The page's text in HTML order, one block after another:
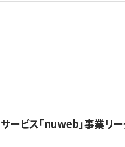
サービス「nuweb」事業リ